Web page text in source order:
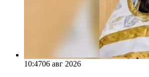
10:4706 авг 2026